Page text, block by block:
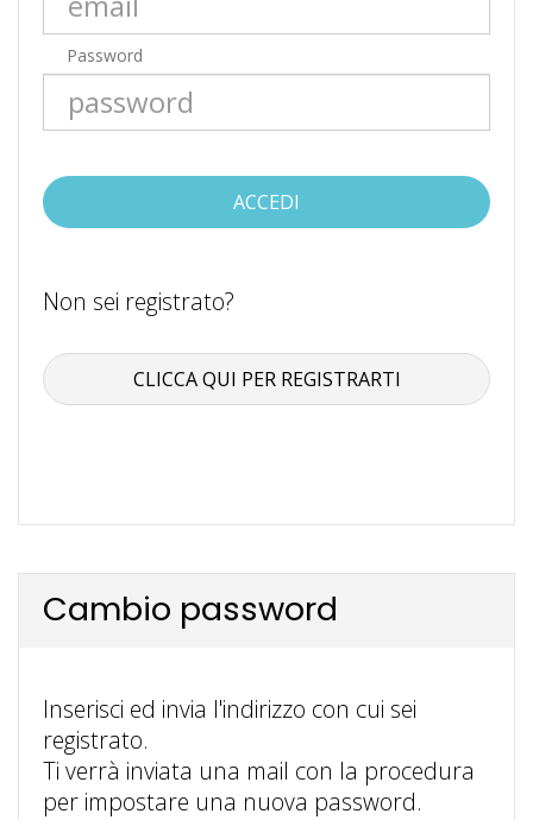
Password
ACCEDI
Non sei registrato?
CLICCA QUI PER REGISTRARTI
Cambio password
Inserisci ed invia l'indirizzo con cui sei
registrato.
Ti verrà inviata una mail con la procedura
per impostare una nuova password.